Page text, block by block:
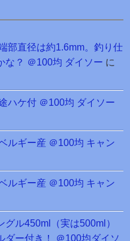
部直径は約1.6mm。釣り仕
な？ ＠100均 ダイソー に
ハケ付 ＠100均 ダイソー
ルギー産 ＠100均 キャン
ルギー産 ＠100均 キャン
ル450ml（実は500ml）
ダー付き！ ＠100均ダイソ